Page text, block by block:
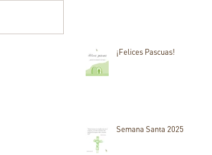
¡Felices Pascuas!
Semana Santa 2025